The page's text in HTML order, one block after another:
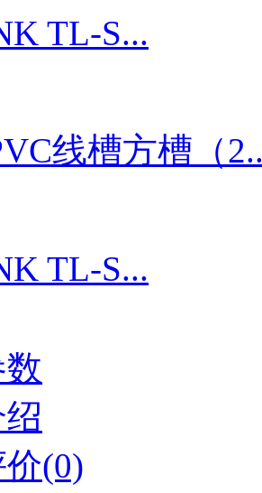
TL-S...
线槽方槽（
TL-S...
(0)